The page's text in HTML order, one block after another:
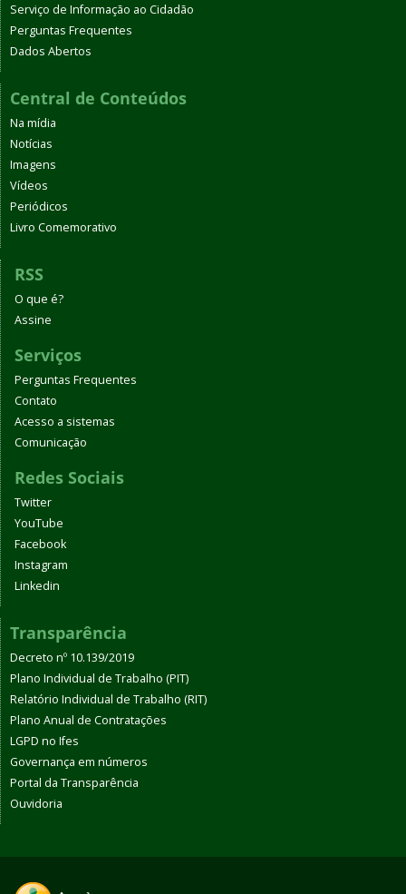
Serviço de Informação ao Cidadão
Perguntas Frequentes
Dados Abertos
Central de Conteúdos
Na mídia
Notícias
Imagens
Vídeos
Periódicos
Livro Comemorativo
RSS
O que é?
Assine
Serviços
Perguntas Frequentes
Contato
Acesso a sistemas
Comunicação
Redes Sociais
Twitter
YouTube
Facebook
Instagram
Linkedin
Transparência
Decreto nº 10.139/2019
Plano Individual de Trabalho (PIT)
Relatório Individual de Trabalho (RIT)
Plano Anual de Contratações
LGPD no Ifes
Governança em números
Portal da Transparência
Ouvidoria